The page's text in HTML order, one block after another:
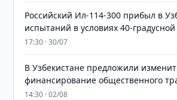
Российский Ил-114-300 прибыл в
испытаний в условиях 40-
17:30 · 30/07
В Узбекистане предложили
финансирование общественного
14:30 · 02/08